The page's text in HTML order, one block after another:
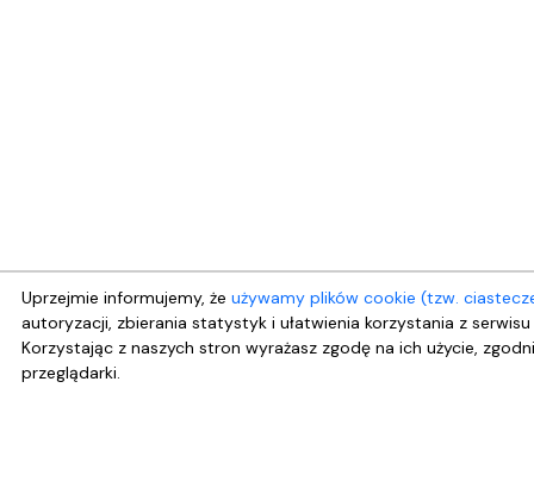
Uprzejmie informujemy, że używamy plików cookie (tzw.
autoryzacji, zbierania statystyk i ułatwienia korzystania z
Korzystając z naszych stron wyrażasz zgodę na ich użycie,
przeglądarki.